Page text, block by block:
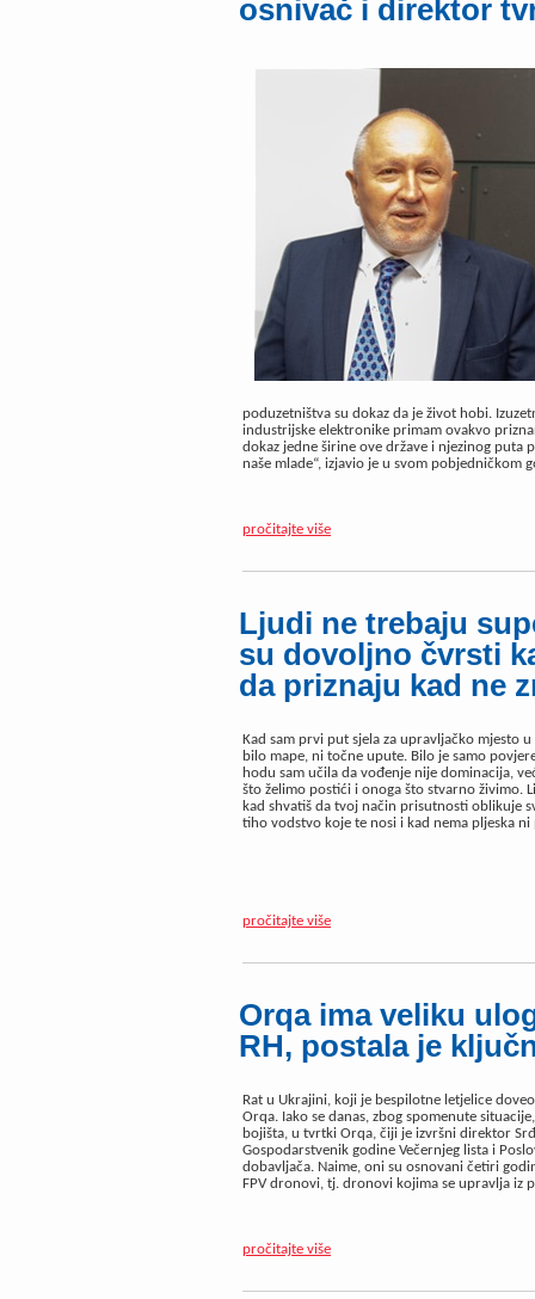
osnivač i direktor
poduzetništva su dokaz da je život hobi.
industrijske elektronike primam ovakvo
dokaz jedne širine ove države i njezinog puta
naše mlade“, izjavio je u svom pobjedničkom
pročitajte više
Ljudi ne trebaju
su dovoljno čvrsti
da priznaju kad ne
Kad sam prvi put sjela za upravljačko mjesto
bilo mape, ni točne upute. Bilo je samo
hodu sam učila da vođenje nije dominacija,
što želimo postići i onoga što stvarno živimo.
kad shvatiš da tvoj način prisutnosti oblikuje
tiho vodstvo koje te nosi i kad nema pljeska ni
pročitajte više
Orqa ima veliku
RH, postala je
Rat u Ukrajini, koji je bespilotne letjelice
Orqa. Iako se danas, zbog spomenute
bojišta, u tvrtki Orqa, čiji je izvršni direktor
Gospodarstvenik godine Večernjeg lista i
dobavljača. Naime, oni su osnovani četiri
FPV dronovi, tj. dronovi kojima se upravlja iz
pročitajte više